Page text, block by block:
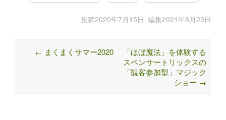
投稿2020年7月15日 編集2021年8月23日
Post
← まくまくサマー2020
「ほぼ魔法」を体験する
スペンサートリックスの
「観客参加型」マジック
ショー →